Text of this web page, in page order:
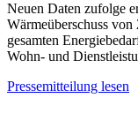
Neuen Daten zufolge
Wärmeüberschuss
gesamten
Wohn- und
Pressemitteilung lesen